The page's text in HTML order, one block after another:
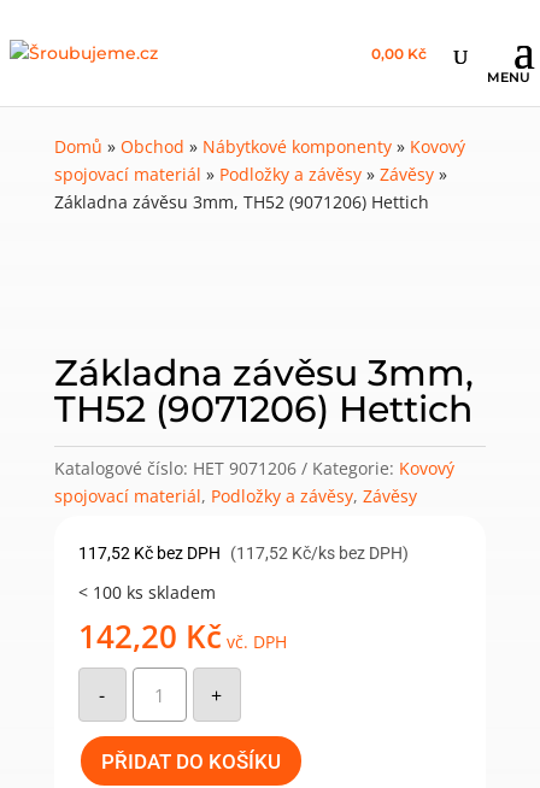
0,00 Kč
Domů » Obchod » Nábytkové komponenty» Kovový
spojovací materiál » Podložky a závěsy» Závěsy»
Základna závěsu 3mm, TH52 (9071206) Hettich
Základna závěsu 3mm,
TH52 (9071206) Hettich
Katalogové číslo: HET 9071206 Kategorie: Kovový
spojovací materiál, Podložky a závěsy, Závěsy
117,52 Kč bez DPH (117,52 Kč/ks bez DPH)
< 100 ks skladem
142,20 Kč vč. DPH
-
Základna
závěsu
3mm,
TH52
(9071206)
Hettich
množství
+
PŘIDAT DO KOŠÍKU